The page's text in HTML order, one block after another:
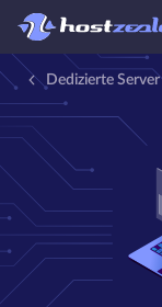
Dedizierte Server